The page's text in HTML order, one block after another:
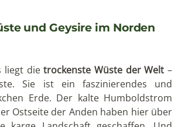
und Geysire im Norden
liegt dietrockenste Wüste der Welt –
Sie ist ein faszinierendes und
Erde. Der kalte Humboldstrom
Ostseite der Anden haben hier über